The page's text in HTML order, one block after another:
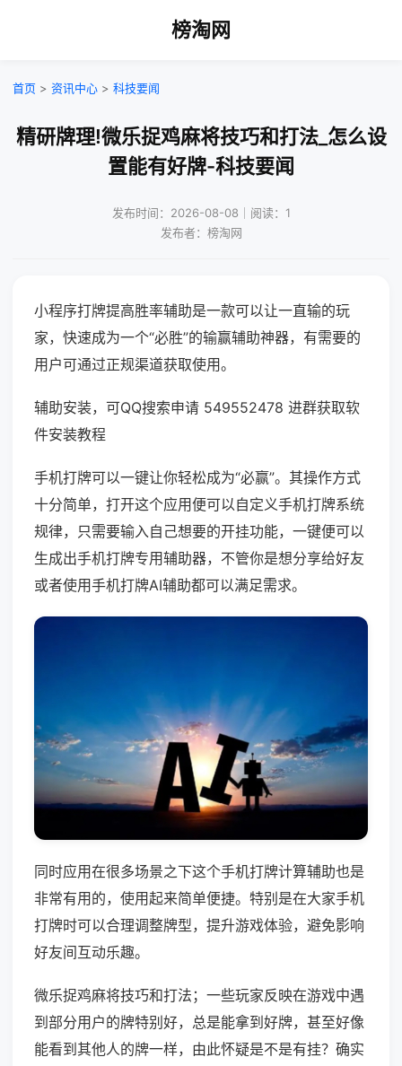
榜淘网
首页 > 资讯中心 > 科技要闻
精研牌理!微乐捉鸡麻将技巧和打法_怎么设
置能有好牌-科技要闻
发布时间：2026-08-08｜阅读：1
发布者：榜淘网
小程序打牌提高胜率辅助是一款可以让一直输的玩
家，快速成为一个“必胜”的输赢辅助神器，有需要的
用户可通过正规渠道获取使用。
辅助安装，可QQ搜索申请 549552478 进群获取软
件安装教程
手机打牌可以一键让你轻松成为“必赢”。其操作方式
十分简单，打开这个应用便可以自定义手机打牌系统
规律，只需要输入自己想要的开挂功能，一键便可以
生成出手机打牌专用辅助器，不管你是想分享给好友
或者使用手机打牌AI辅助都可以满足需求。
同时应用在很多场景之下这个手机打牌计算辅助也是
非常有用的，使用起来简单便捷。特别是在大家手机
打牌时可以合理调整牌型，提升游戏体验，避免影响
好友间互动乐趣。
微乐捉鸡麻将技巧和打法；一些玩家反映在游戏中遇
到部分用户的牌特别好，总是能拿到好牌，甚至好像
能看到其他人的牌一样，由此怀疑是不是有挂？确实